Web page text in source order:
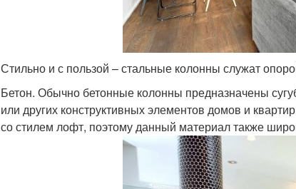
Стильно и с пользой – стальные колонны служат
Бетон. Обычно бетонные колонны предназначены
или других конструктивных элементов домов и
со стилем лофт, поэтому данный материал также